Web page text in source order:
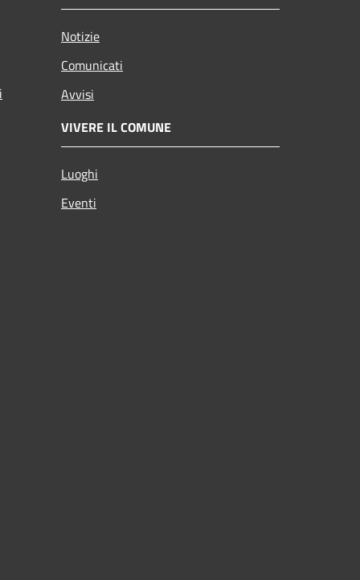
Notizie
Comunicati
Avvisi
VIVERE IL COMUNE
Luoghi
Eventi